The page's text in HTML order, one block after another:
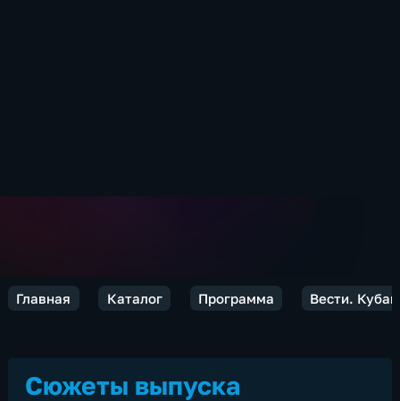
Главная Каталог Программа Вести.
Сюжеты выпуска